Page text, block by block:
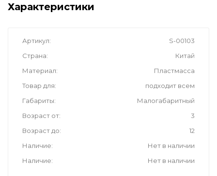
Характеристики
Артикул
S-00103
Страна
Китай
Материал
Пластмасса
Товар для
подходит всем
Габариты
Малогабаритный
Возраст от
3
Возраст до
12
Наличие
Нет в наличии
Наличие
Нет в наличии